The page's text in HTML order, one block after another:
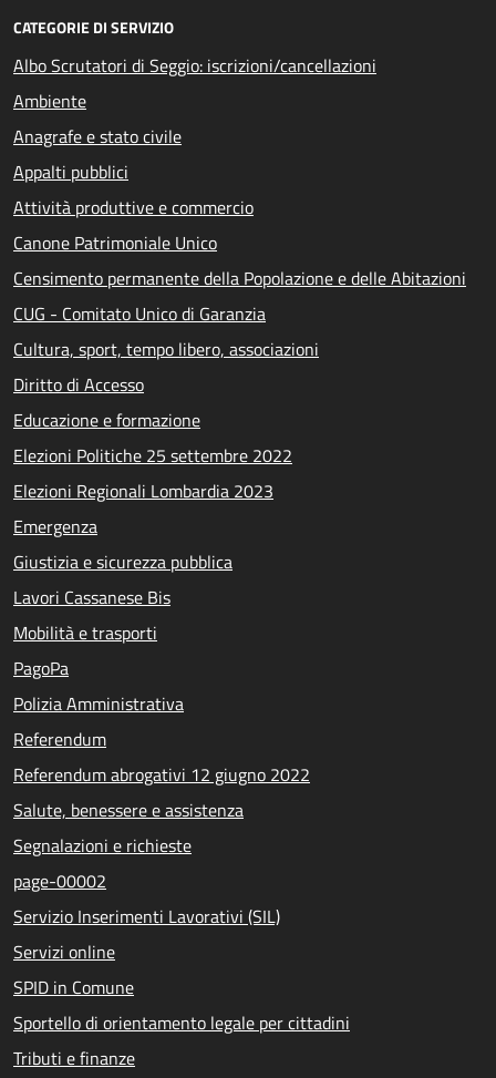
CATEGORIE DI SERVIZIO
Albo Scrutatori di Seggio: iscrizioni/cancellazioni
Ambiente
Anagrafe e stato civile
Appalti pubblici
Attività produttive e commercio
Canone Patrimoniale Unico
Censimento permanente della Popolazione e delle Abitazioni
CUG - Comitato Unico di Garanzia
Cultura, sport, tempo libero, associazioni
Diritto di Accesso
Educazione e formazione
Elezioni Politiche 25 settembre 2022
Elezioni Regionali Lombardia 2023
Emergenza
Giustizia e sicurezza pubblica
Lavori Cassanese Bis
Mobilità e trasporti
PagoPa
Polizia Amministrativa
Referendum
Referendum abrogativi 12 giugno 2022
Salute, benessere e assistenza
Segnalazioni e richieste
page-00002
Servizio Inserimenti Lavorativi (SIL)
Servizi online
SPID in Comune
Sportello di orientamento legale per cittadini
Tributi e finanze